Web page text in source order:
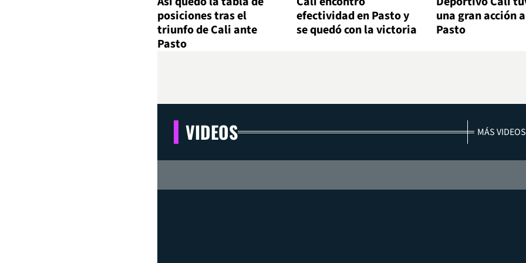
posiciones tras el
triunfo de Cali ante
Pasto
efectividad en Pasto y
se quedó con la victoria
una gran acción
Pasto
VIDEOS MÁS VIDEOS